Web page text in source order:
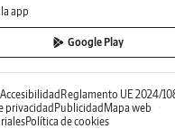
app
Google Play
Accesibilidad Reglamento UE 2024/
privacidad Publicidad Mapa web
Política de cookies